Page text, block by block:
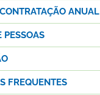
ANUAL
PESSOAS
FREQUENTES